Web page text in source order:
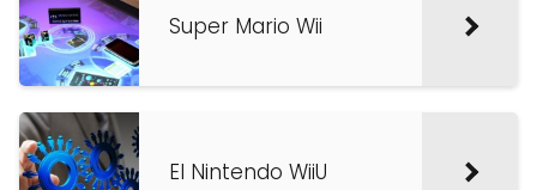
Super Mario Wii
El Nintendo WiiU